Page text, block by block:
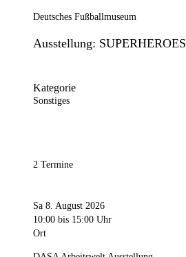
Deutsches Fußballmuseum
Ausstellung: SUPERHEROES
Kategorie
Sonstiges
2 Termine
Sa 8. August 2026
10:00 bis 15:00 Uhr
Ort